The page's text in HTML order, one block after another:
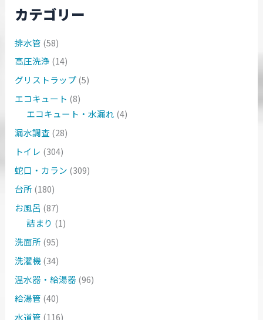
カテゴリー
排水管 (58)
高圧洗浄 (14)
グリストラップ(5)
エコキュート (8)
エコキュート・水漏れ (4)
漏水調査 (28)
トイレ (304)
蛇口・カラン (309)
台所 (180)
お風呂 (87)
詰まり (1)
洗面所 (95)
洗濯機 (34)
温水器・給湯器(96)
給湯管 (40)
水道管 (116)